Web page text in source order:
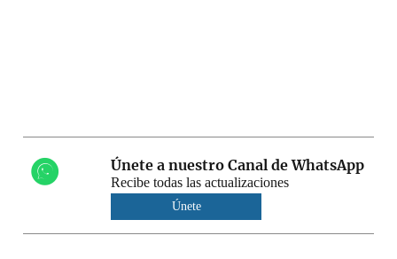
Únete a nuestro Canal de WhatsApp
Recibe todas las actualizaciones
Únete